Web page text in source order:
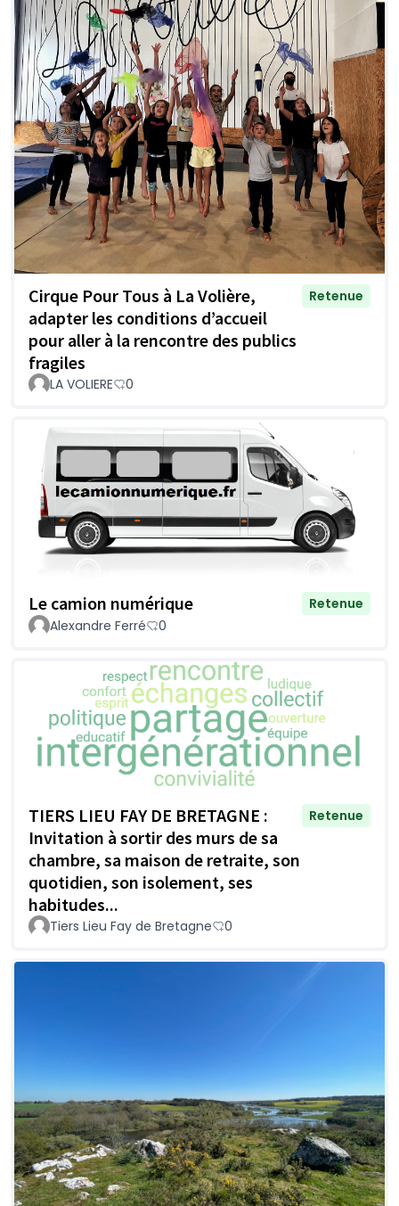
Cirque Pour Tous à La Volière,
adapter les conditions d’accueil
pour aller à la rencontre des publics
fragiles
Retenue
LA VOLIERE 0
Le camion numérique
Retenue
Alexandre Ferré
0
TIERS LIEU FAY DE BRETAGNE :
Invitation à sortir des murs de sa
chambre, sa maison de retraite, son
quotidien, son isolement, ses
habitudes...
Retenue
Tiers Lieu Fay de Bretagne 0